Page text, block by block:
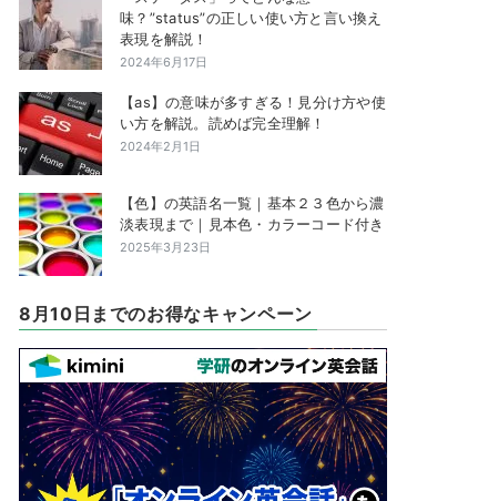
味？”status”の正しい使い方と言い換え
表現を解説！
2024年6月17日
【as】の意味が多すぎる！見分け方や使
い方を解説。読めば完全理解！
2024年2月1日
【色】の英語名一覧｜基本２３色から濃
淡表現まで｜見本色・カラーコード付き
2025年3月23日
8月10日までのお得なキャンペーン